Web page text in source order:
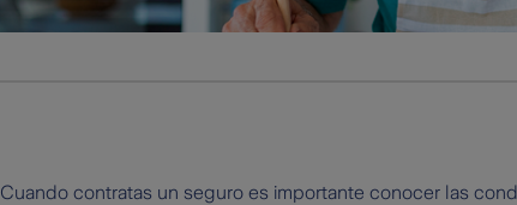
Cuando contratas un seguro es importante conocer las